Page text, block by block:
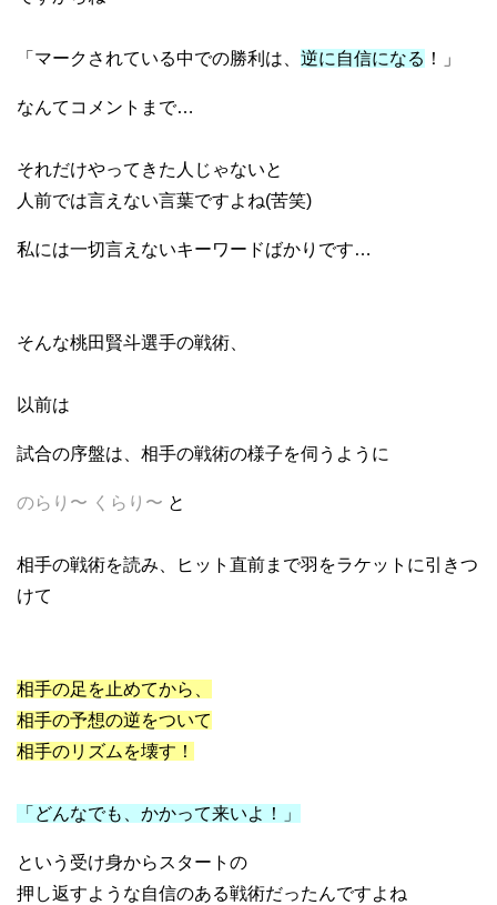
「マークされている中での勝利は、 逆に自信になる ！」
なんてコメントまで…
それだけやってきた人じゃないと
人前では言えない言葉ですよね(苦笑)
私には一切言えないキーワードばかりです…
そんな桃田賢斗選手の戦術、
以前は
試合の序盤は、相手の戦術の様子を伺うように
のらり〜 くらり〜 と
相手の戦術を読み、ヒット直前まで羽をラケットに引きつ
けて
相手の足を止めてから、
相手の予想の逆をついて
相手のリズムを壊す！
「どんなでも、かかって来いよ！」
という受け身からスタートの
押し返すような自信のある戦術だったんですよね